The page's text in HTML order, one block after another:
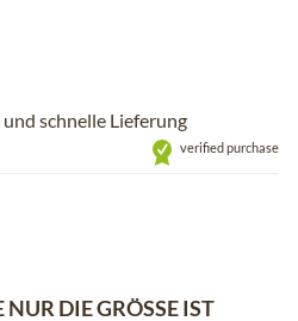
schnelle Lieferung
verified purchase
DIE GRÖSSE IST